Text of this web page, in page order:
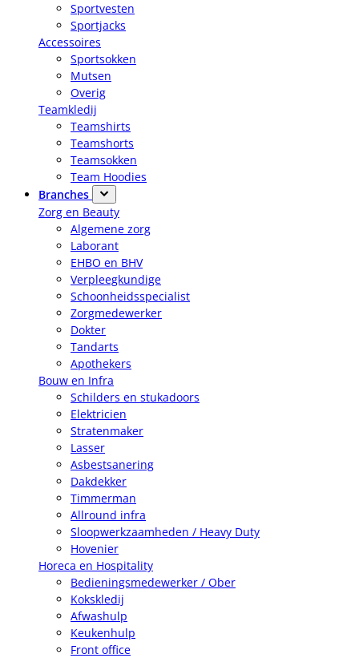
Sportvesten
Sportjacks
Accessoires
Sportsokken
Mutsen
Overig
Teamkledij
Teamshirts
Teamshorts
Teamsokken
Team Hoodies
Branches
Zorg en Beauty
Algemene zorg
Laborant
EHBO en BHV
Verpleegkundige
Schoonheidsspecialist
Zorgmedewerker
Dokter
Tandarts
Apothekers
Bouw en Infra
Schilders en stukadoors
Elektricien
Stratenmaker
Lasser
Asbestsanering
Dakdekker
Timmerman
Allround infra
Sloopwerkzaamheden / Heavy Duty
Hovenier
Horeca en Hospitality
Bedieningsmedewerker / Ober
Kokskledij
Afwashulp
Keukenhulp
Front office